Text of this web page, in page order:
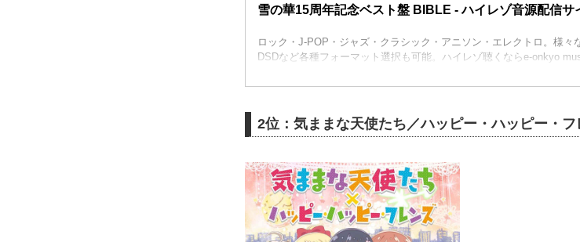
雪の華15周年記念ベスト盤 BIBLE - ハイレゾ音源配信サ
ロック・J-POP・ジャズ・クラシック・アニソン・エレクトロ。様々
DSDなど各種フォーマット選択も可能。ハイレゾ聴くならe-onkyo
2位：気ままな天使たち／ハッピー・ハッピー・